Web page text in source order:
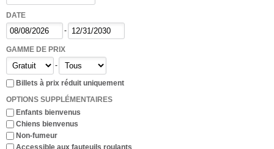
DATE
-
GAMME DE PRIX
-
Billets à prix réduit uniquement
OPTIONS SUPPLÉMENTAIRES
Enfants bienvenus
Chiens bienvenus
Non-fumeur
Accessible aux fauteuils roulants